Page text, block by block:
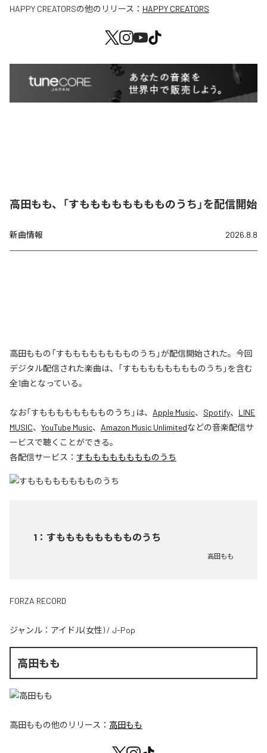
HAPPY CREATORSの他のリリース： HAPPY CREATORS
高田もも、「すもももももももものうち」を配信開始
新曲情報 2026.8.8
高田ももの「すもももももももものうち」が配信開始された。今回
デジタル配信された楽曲は、「すもももももももものうち」を含む
全1曲となっている。
なお「すもももももももものうち 」は、 Apple Music、 Spotify、 LINE
MUSIC、 YouTube Music、 Amazon Music Unlimitedなどの音楽配信サ
ービスで聴くことができる。
各配信サービス： すもももももももものうち
1 ： すもももももももものうち
高田もも
FORZA RECORD
ジャンル： アイドル(女性) / J-Pop
高田もも
高田ももの他のリリース： 高田もも